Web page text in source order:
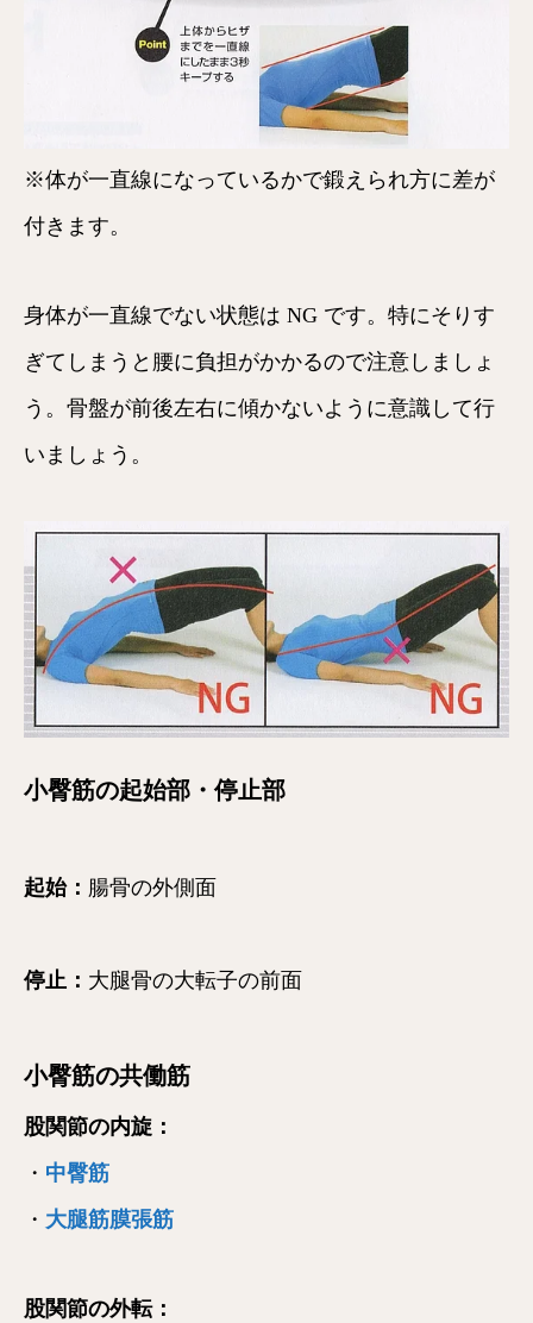
※体が一直線になっているかで鍛えられ方に差が
付きます。
身体が一直線でない状態は NG です。特にそりす
ぎてしまうと腰に負担がかかるので注意しましょ
う。骨盤が前後左右に傾かないように意識して行
いましょう。
小臀筋の起始部・停止部
起始： 腸骨の外側面
停止： 大腿骨の大転子の前面
小臀筋の共働筋
股関節の内旋：
・ 中臀筋
・ 大腿筋膜張筋
股関節の外転：